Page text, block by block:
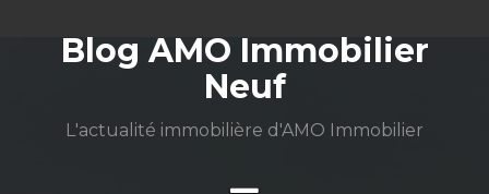
contenuBlog AMO Immobilier
Neuf
L'actualité immobilière d'AMO Immobilier